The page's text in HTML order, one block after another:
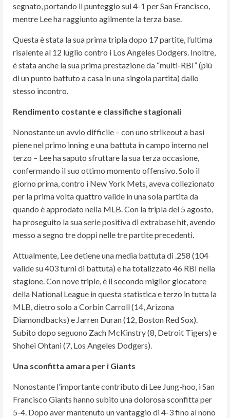
segnato, portando il punteggio sul 4-1 per San Francisco,
mentre Lee ha raggiunto agilmente la terza base.
Questa è stata la sua prima tripla dopo 17 partite, l’ultima
risalente al 12 luglio contro i Los Angeles Dodgers. Inoltre,
è stata anche la sua prima prestazione da “multi-RBI” (più
di un punto battuto a casa in una singola partita) dallo
stesso incontro.
Rendimento costante e classifiche stagionali
Nonostante un avvio difficile – con uno strikeout a basi
piene nel primo inning e una battuta in campo interno nel
terzo – Lee ha saputo sfruttare la sua terza occasione,
confermando il suo ottimo momento offensivo. Solo il
giorno prima, contro i New York Mets, aveva collezionato
per la prima volta quattro valide in una sola partita da
quando è approdato nella MLB. Con la tripla del 5 agosto,
ha proseguito la sua serie positiva di extrabase hit, avendo
messo a segno tre doppi nelle tre partite precedenti.
Attualmente, Lee detiene una media battuta di .258 (104
valide su 403 turni di battuta) e ha totalizzato 46 RBI nella
stagione. Con nove triple, è il secondo miglior giocatore
della National League in questa statistica e terzo in tutta la
MLB, dietro solo a Corbin Carroll (14, Arizona
Diamondbacks) e Jarren Duran (12, Boston Red Sox).
Subito dopo seguono Zach McKinstry (8, Detroit Tigers) e
Shohei Ohtani (7, Los Angeles Dodgers).
Una sconfitta amara per i Giants
Nonostante l’importante contributo di Lee Jung-hoo, i San
Francisco Giants hanno subito una dolorosa sconfitta per
5-4. Dopo aver mantenuto un vantaggio di 4-3 fino al nono